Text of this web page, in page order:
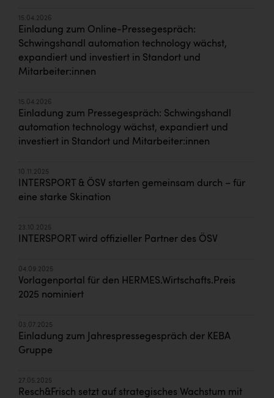
15.04.2026
Einladung zum Online-Pressegespräch:
Schwingshandl automation technology wächst,
expandiert und investiert in Standort und
Mitarbeiter:innen
15.04.2026
Einladung zum Pressegespräch: Schwingshandl
automation technology wächst, expandiert und
investiert in Standort und Mitarbeiter:innen
10.11.2025
INTERSPORT & ÖSV starten gemeinsam durch – für
eine starke Skination
23.10.2025
INTERSPORT wird offizieller Partner des ÖSV
04.09.2025
Vorlagenportal für den HERMES.Wirtschafts.Preis
2025 nominiert
03.07.2025
Einladung zum Jahrespressegespräch der KEBA
Gruppe
27.05.2025
Resch&Frisch setzt auf strategisches Wachstum mit